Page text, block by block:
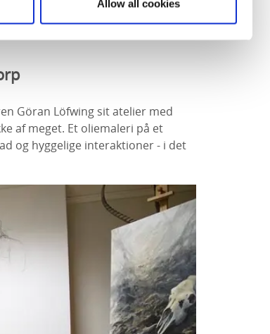
Allow all cookies
donationer af kunst af Anna
også et bibliotek, en biograf og
Göran Löfwing sit atelier med
af meget. Et oliemaleri på et
og hyggelige interaktioner - i det